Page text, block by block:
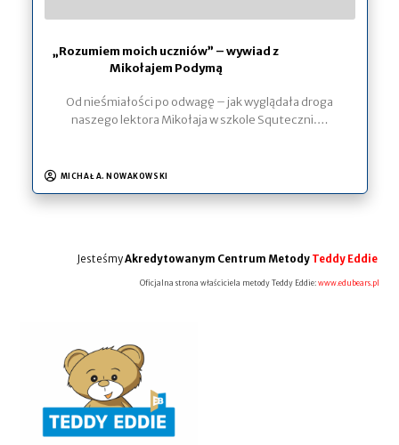
„Rozumiem moich uczniów” – wywiad z
Mikołajem Podymą
Od nieśmiałości po odwagę – jak wyglądała droga
naszego lektora Mikołaja w szkole Squteczni.…
MICHAŁ A. NOWAKOWSKI
JesteśmyAkredytowanym Centrum Metody Teddy Eddie
Oficjalna strona właściciela metody Teddy Eddie: www.edubears.pl